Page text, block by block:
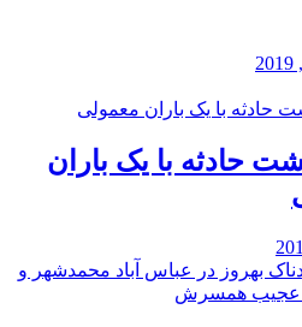
حادثه با یک باران